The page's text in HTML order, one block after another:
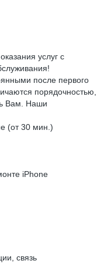
услуг с
после первого
порядочностью,
Вам. Наши
(от 30 мин.)
iPhone
связь